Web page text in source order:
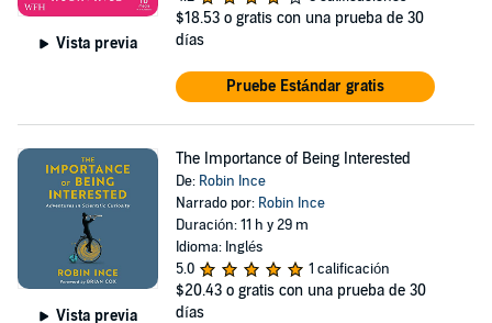
Vista previa
$18.53 o gratis con una prueba de 30
días
Pruebe Estándar gratis
Vista previa
The Importance of Being Interested
De: Robin Ince
Narrado por: Robin Ince
Duración: 11 h y 29 m
Idioma: Inglés
5.0
1 calificación
$20.43 o gratis con una prueba de 30
días